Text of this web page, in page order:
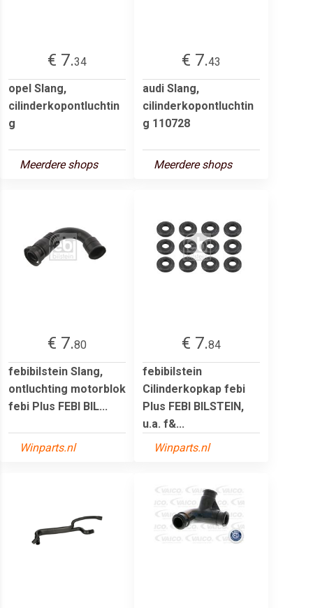
€ 7.34
opel Slang,
cilinderkopontluchtin
g
Meerdere shops
€ 7.43
audi Slang,
cilinderkopontluchtin
g 110728
Meerdere shops
€ 7.80
febibilstein Slang,
ontluchting motorblok
febi Plus FEBI BIL...
Winparts.nl
€ 7.84
febibilstein
Cilinderkopkap febi
Plus FEBI BILSTEIN,
u.a. f&...
Winparts.nl